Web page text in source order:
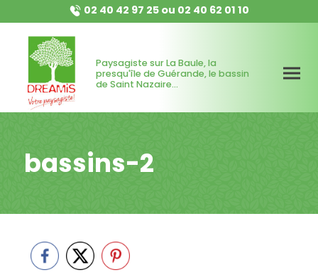
02 40 42 97 25ou 02 40 62 01 10
Paysagiste sur La Baule, la
presqu'île de Guérande, le bassin
de Saint Nazaire...
bassins-2